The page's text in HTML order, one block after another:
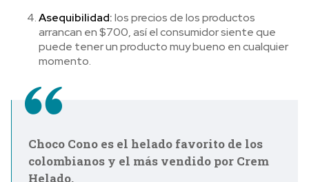
Asequibilidad:los precios de los productos
arrancan en $700, así el consumidor siente que
puede tener un producto muy bueno en cualquier
momento.
Choco Cono es el helado favorito de los
colombianos y el más vendido por Crem
Helado.